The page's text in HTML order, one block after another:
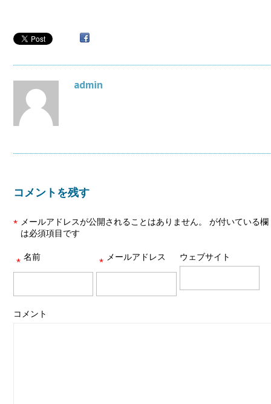
admin
コメントを残す
メールアドレスが公開されることはありません。
*
が付いている欄
は必須項目です
名前
* メールアドレス
* ウェブサイト
コメント